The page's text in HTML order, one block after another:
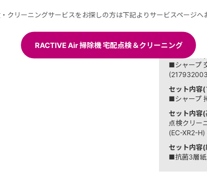
223 ポイ
選択した
セット内容
■シャープ
セット内容
■シャープ
セット内容
点検クリー
(EC-XR2-H)
セット内容
■抗菌3層
クリーニングサービスをお探しの方は下記よりサービスページへ
RACTIVE Air 掃除機 宅配点検＆クリーニング